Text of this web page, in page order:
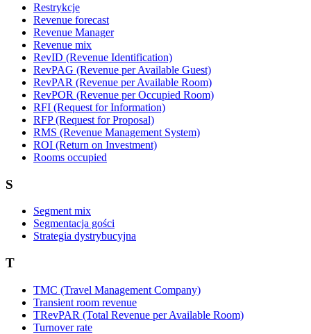
Restrykcje
Revenue forecast
Revenue Manager
Revenue mix
RevID (Revenue Identification)
RevPAG (Revenue per Available Guest)
RevPAR (Revenue per Available Room)
RevPOR (Revenue per Occupied Room)
RFI (Request for Information)
RFP (Request for Proposal)
RMS (Revenue Management System)
ROI (Return on Investment)
Rooms occupied
S
Segment mix
Segmentacja gości
Strategia dystrybucyjna
T
TMC (Travel Management Company)
Transient room revenue
TRevPAR (Total Revenue per Available Room)
Turnover rate